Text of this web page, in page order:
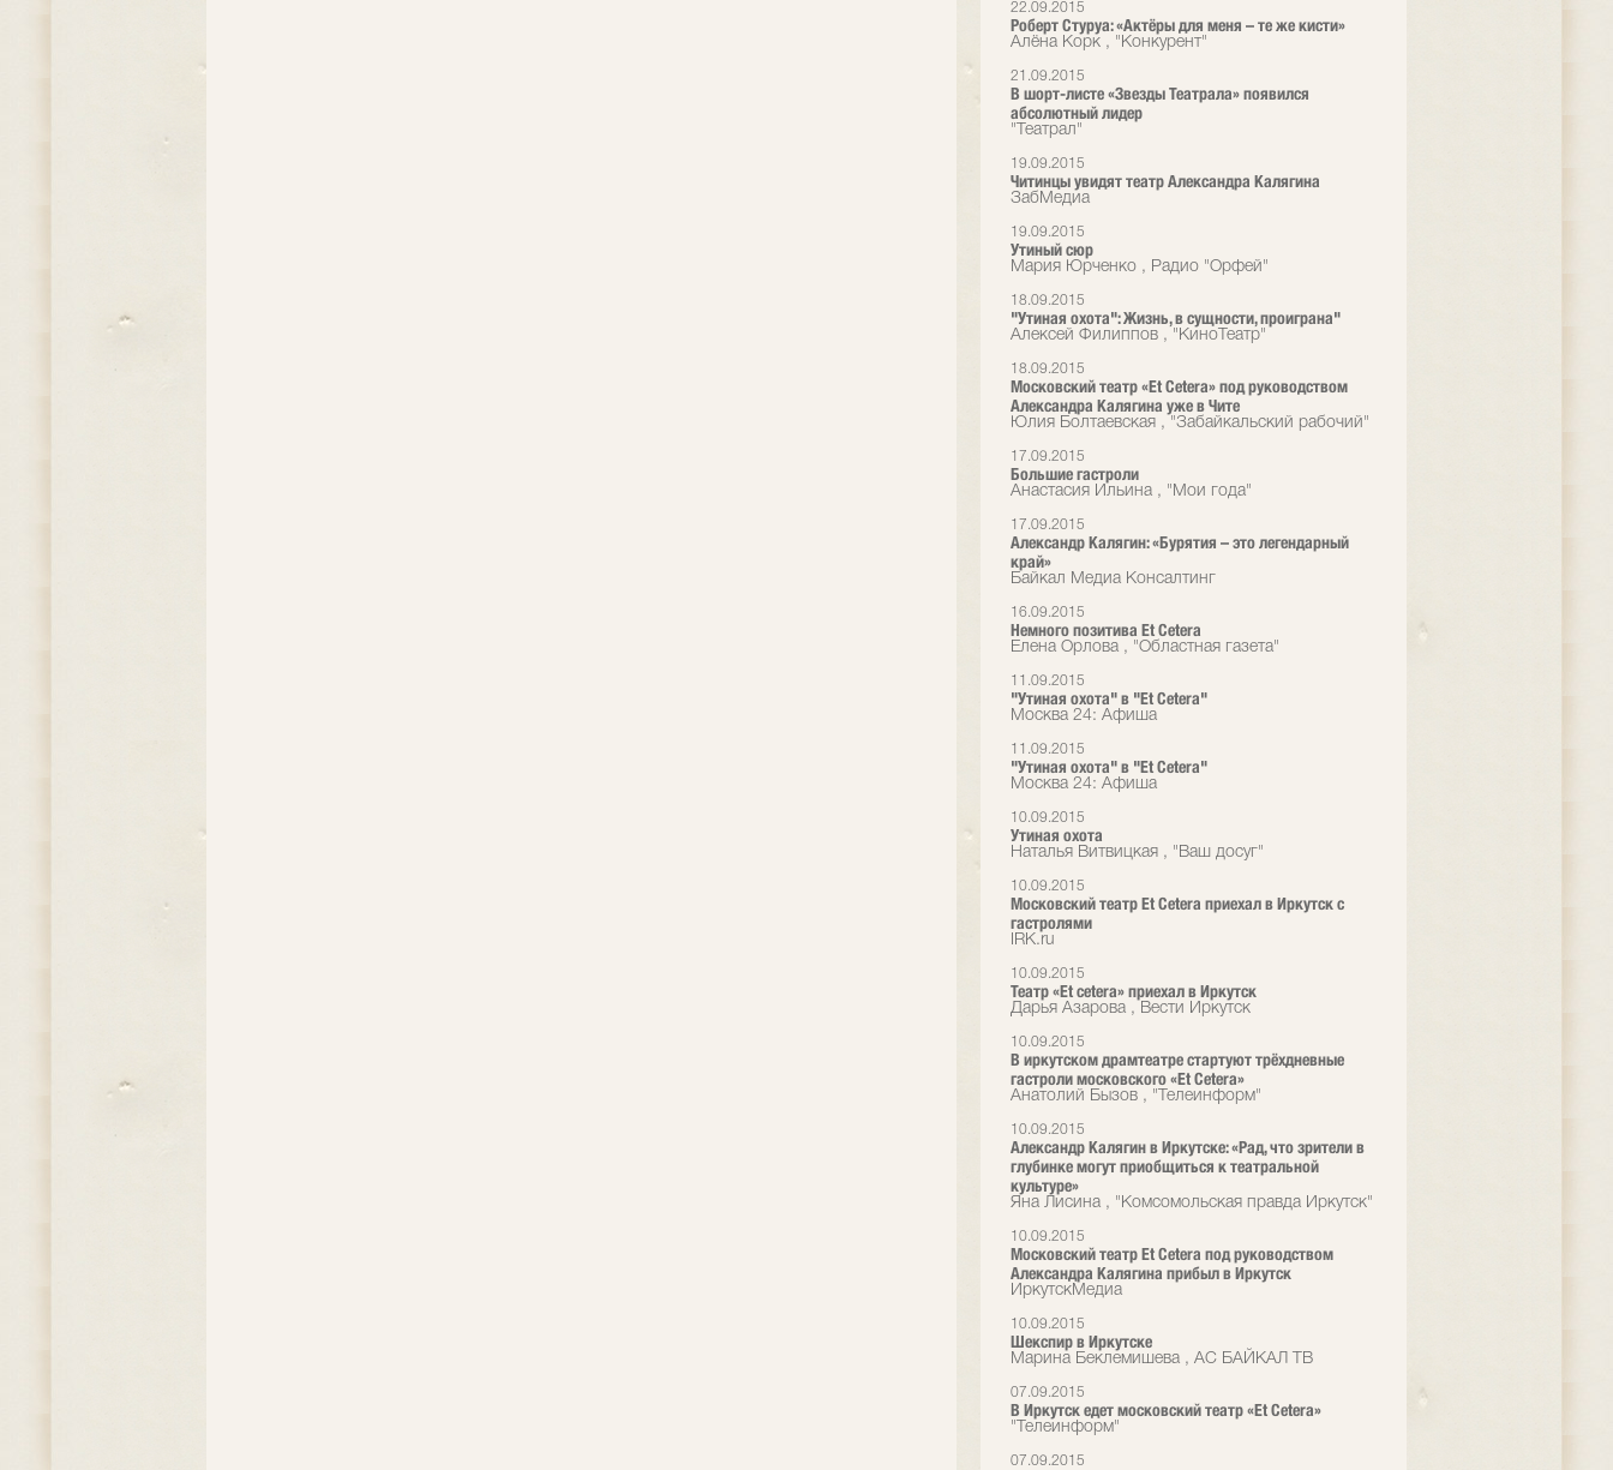
22.09.2015
Роберт Стуруа: «Актёры для меня – те же кисти»
Алёна Корк , "Конкурент"
21.09.2015
В шорт-листе «Звезды Театрала» появился
абсолютный лидер
"Театрал"
19.09.2015
Читинцы увидят театр Александра Калягина
ЗабМедиа
19.09.2015
Утиный сюр
Мария Юрченко , Радио "Орфей"
18.09.2015
"Утиная охота": Жизнь, в сущности, проиграна"
Алексей Филиппов , "КиноТеатр"
18.09.2015
Московский театр «Et Cetera» под руководством
Александра Калягина уже в Чите
Юлия Болтаевская , "Забайкальский рабочий"
17.09.2015
Большие гастроли
Анастасия Ильина , "Мои года"
17.09.2015
Александр Калягин: «Бурятия – это легендарный
край»
Байкал Медиа Консалтинг
16.09.2015
Немного позитива Et Cetera
Елена Орлова , "Областная газета"
11.09.2015
"Утиная охота" в "Et Cetera"
Москва 24: Афиша
11.09.2015
"Утиная охота" в "Et Cetera"
Москва 24: Афиша
10.09.2015
Утиная охота
Наталья Витвицкая , "Ваш досуг"
10.09.2015
Московский театр Et Cetera приехал в Иркутск с
гастролями
IRK.ru
10.09.2015
Театр «Et cetera» приехал в Иркутск
Дарья Азарова , Вести Иркутск
10.09.2015
В иркутском драмтеатре стартуют трёхдневные
гастроли московского «Et Cetera»
Анатолий Бызов , "Телеинформ"
10.09.2015
Александр Калягин в Иркутске: «Рад, что зрители в
глубинке могут приобщиться к театральной
культуре»
Яна Лисина , "Комсомольская правда Иркутск"
10.09.2015
Московский театр Et Cetera под руководством
Александра Калягина прибыл в Иркутск
ИркутскМедиа
10.09.2015
Шекспир в Иркутске
Марина Беклемишева , АС БАЙКАЛ ТВ
07.09.2015
В Иркутск едет московский театр «Et Cetera»
"Телеинформ"
07.09.2015